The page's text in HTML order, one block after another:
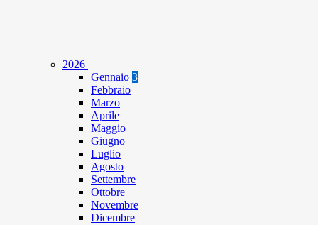
2026
Gennaio 3
Febbraio
Marzo
Aprile
Maggio
Giugno
Luglio
Agosto
Settembre
Ottobre
Novembre
Dicembre